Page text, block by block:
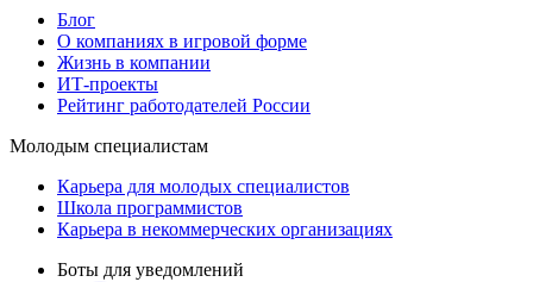
Блог
О компаниях в игровой форме
Жизнь в компании
ИТ-проекты
Рейтинг работодателей России
Молодым специалистам
Карьера для молодых специалистов
Школа программистов
Карьера в некоммерческих организациях
Боты для уведомлений